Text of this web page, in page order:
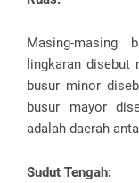
Masing-masing
lingkaran disebut
busur minor
busur mayor
adalah daerah
Sudut Tengah: